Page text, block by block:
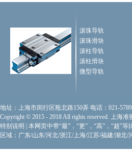
滚珠导轨
滚珠滑块
滚柱导轨
滚柱滑块
微型导轨
地址：上海市闵行区瓶北路150弄 电话：021-
Copyright © 2015 - 2018 All rights reserved. 上海
特别说明
本网页中带“最”，“更”，“高”，“超”
区域：广东/山东/河北/浙江/上海/江苏/福建/湖北/